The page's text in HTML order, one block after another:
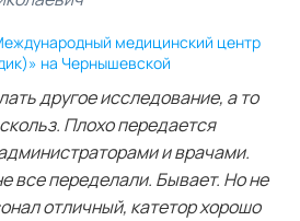
медицинский центр
на Чернышевской
другое исследование, а то
Плохо передается
и врачами.
все переделали. Бывает. Но не
отличный, катетор хорошо